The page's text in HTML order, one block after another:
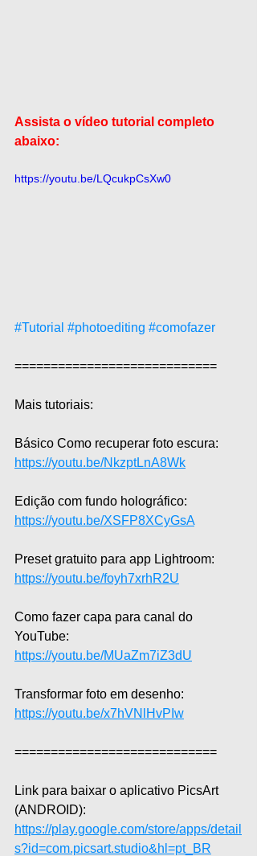
Assista o vídeo tutorial completo
abaixo:
https://youtu.be/LQcukpCsXw0
#Tutorial #photoediting #comofazer
============================
Mais tutoriais:
Básico Como recuperar foto escura:
https://youtu.be/NkzptLnA8Wk
Edição com fundo holográfico:
https://youtu.be/XSFP8XCyGsA
Preset gratuito para app Lightroom:
https://youtu.be/foyh7xrhR2U
Como fazer capa para canal do
YouTube:
https://youtu.be/MUaZm7iZ3dU
Transformar foto em desenho:
https://youtu.be/x7hVNlHvPIw
============================
Link para baixar o aplicativo PicsArt
(ANDROID):
https://play.google.com/store/apps/detail
s?id=com.picsart.studio&hl=pt_BR